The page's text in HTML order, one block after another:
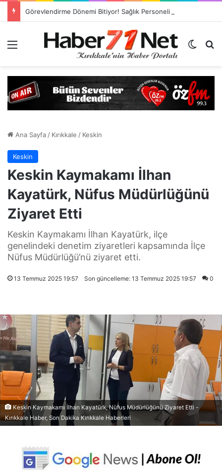
Dış
Ana Sayfa/ Kırıkkale / Keskin
Keskin
Keskin Kaymakamı İlhan
Kayatürk, Nüfus Müdürlüğünü
Ziyaret Etti
Keskin Kaymakamı İlhan Kayatürk, ilçe
genelindeki denetim ziyaretleri kapsamında İlçe
Nüfus Müdürlüğü’nü ziyaret etti.
13 Temmuz 2025 19:57 Son güncelleme: 13 Temmuz 2025 19:57 0
Keskin Kaymakamı İlhan Kayatürk, Nüfus Müdürlüğünü Ziyaret Etti -
Kırıkkale Haber, Son Dakika Kırıkkale Haberleri